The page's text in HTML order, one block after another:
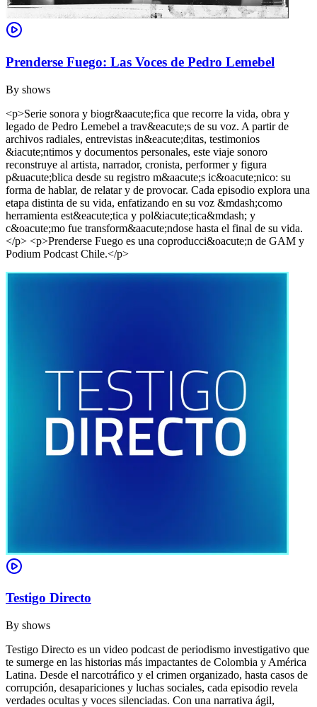
Prenderse Fuego: Las Voces de Pedro Lemebel
By shows
<p>Serie sonora y biogr&aacute;fica que recorre la vida, obra y
legado de Pedro Lemebel a trav&eacute;s de su voz. A partir de
archivos radiales, entrevistas in&eacute;ditas, testimonios
&iacute;ntimos y documentos personales, este viaje sonoro
reconstruye al artista, narrador, cronista, performer y figura
p&uacute;blica desde su registro m&aacute;s ic&oacute;nico: su
forma de hablar, de relatar y de provocar. Cada episodio explora una
etapa distinta de su vida, enfatizando en su voz &mdash;como
herramienta est&eacute;tica y pol&iacute;tica&mdash; y
c&oacute;mo fue transform&aacute;ndose hasta el final de su vida.
</p> <p>Prenderse Fuego es una coproducci&oacute;n de GAM y
Podium Podcast Chile.</p>
Testigo Directo
By shows
Testigo Directo es un video podcast de periodismo investigativo que
te sumerge en las historias más impactantes de Colombia y América
Latina. Desde el narcotráfico y el crimen organizado, hasta casos de
corrupción, desapariciones y luchas sociales, cada episodio revela
verdades ocultas y voces silenciadas. Con una narrativa ágil,